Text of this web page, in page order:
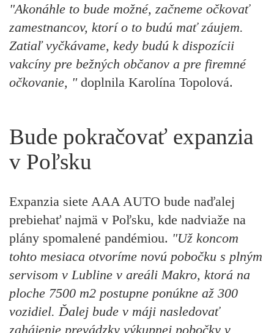
"Akonáhle to bude možné, začneme očkovať
zamestnancov, ktorí o to budú mať záujem.
Zatiaľ vyčkávame, kedy budú k dispozícii
vakcíny pre bežných občanov a pre firemné
očkovanie, "doplnila Karolína Topolová.
Bude pokračovať expanzia
v Poľsku
Expanzia siete AAA AUTO bude naďalej
prebiehať najmä v Poľsku, kde nadviaže na
plány spomalené pandémiou. "Už koncom
tohto mesiaca otvoríme novú pobočku s plným
servisom v Lubline v areáli Makro, ktorá na
ploche 7500 m2 postupne ponúkne až 300
vozidiel. Ďalej bude v máji nasledovať
zahájenie prevádzky výkupnej pobočky v